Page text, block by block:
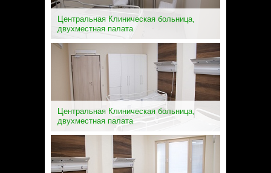
Центральная Клиническая больница,
двухместная палата
Центральная Клиническая больница,
двухместная палата